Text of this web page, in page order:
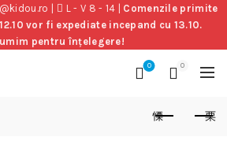
L - V 8 - 14
Comenzile primite
vor fi expediate incepand cu 13.10.
pentru înțelegere!
0 0